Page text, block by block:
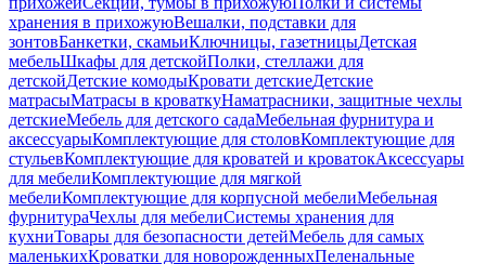
хранения в прихожуюВешалки, подставки для
зонтовБанкетки, скамьиКлючницы, газетницыДетская
мебельШкафы для детскойПолки, стеллажи для
детскойДетские комодыКровати детскиеДетские
матрасыМатрасы в кроваткуНаматрасники, защитные чехлы
детскиеМебель для детского садаМебельная фурнитура и
аксессуарыКомплектующие для столовКомплектующие для
стульевКомплектующие для кроватей и кроватокАксессуары
для мебелиКомплектующие для мягкой
мебелиКомплектующие для корпусной мебелиМебельная
фурнитураЧехлы для мебелиСистемы хранения для
кухниТовары для безопасности детейМебель для самых
маленькихКроватки для новорожденныхПеленальные